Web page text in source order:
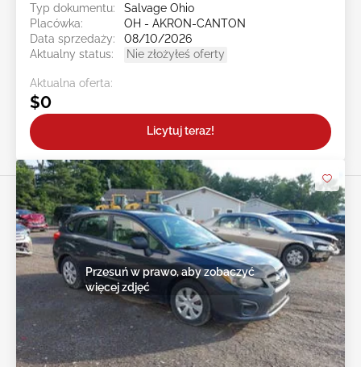
Typ dokumentu:
Salvage Ohio
Placówka:
OH - AKRON-CANTON
Data sprzedaży:
08/10/2026
Aktualny status:
Nie złożyłeś oferty
Aktualna oferta:
$0
Licytuj teraz!
Przesuń w prawo, aby zobaczyć
więcej zdjęć